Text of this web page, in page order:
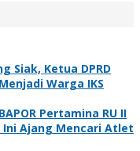
Siak, Ketua DPRD
Warga IKS
Pertamina RU II
Ini Ajang Mencari Atlet